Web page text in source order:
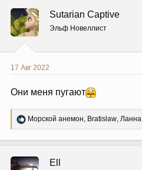
ц
и
и
:
Sutarian Captive
Эльф Новеллист
17 Авг 2022
Они меня пугают
Р
е
ц
и
Морской анемон, Bratislaw, Ланна
Ell